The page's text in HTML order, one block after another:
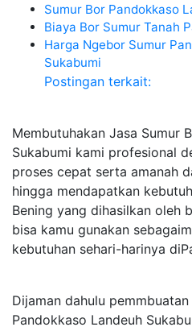
Sumur Bor Pandokkaso
Biaya Bor Sumur Tanah
Harga Ngebor Sumur
Sukabumi
Postingan terkait:
Membutuhakan Jasa Sumur
Sukabumi kami profesional
proses cepat serta amanah
hingga mendapatkan
Bening yang dihasilkan oleh
bisa kamu gunakan
kebutuhan sehari-harinya
Dijaman dahulu
Pandokkaso Landeuh